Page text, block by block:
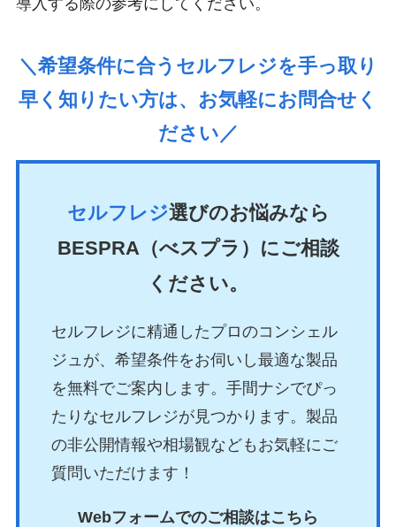
導入する際の参考にしてください。
＼希望条件に合うセルフレジを手っ取り
早く知りたい方は、お気軽にお問合せく
ださい／
セルフレジ選びのお悩みなら
BESPRA（べスプラ）にご相談
ください。
セルフレジに精通したプロのコンシェル
ジュが、希望条件をお伺いし最適な製品
を無料でご案内します。手間ナシでぴっ
たりなセルフレジが見つかります。製品
の非公開情報や相場観などもお気軽にご
質問いただけます！
Webフォームでのご相談はこちら